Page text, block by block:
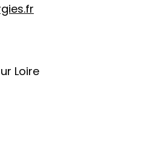
Loire